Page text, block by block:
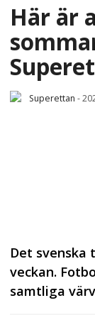
Här är
Superettan -
Det
veckan.
samtliga